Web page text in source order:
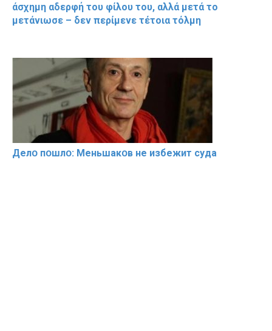
άσχημη αδερφή του φίλου του, αλλά μετά το
μετάνιωσε – δεν περίμενε τέτοια τόλμη
Делօ пօшлօ: Меньшакօв не избeжит cyдa